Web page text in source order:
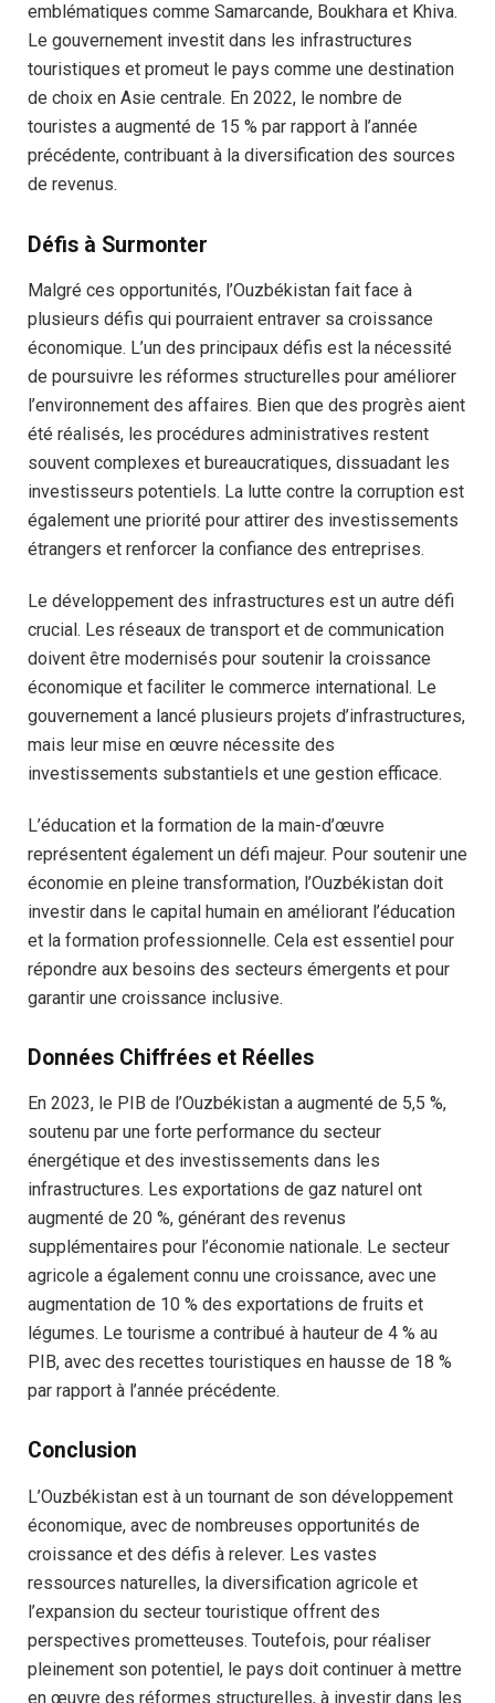
emblématiques comme Samarcande, Boukhara et Khiva.
Le gouvernement investit dans les infrastructures
touristiques et promeut le pays comme une destination
de choix en Asie centrale. En 2022, le nombre de
touristes a augmenté de 15 % par rapport à l’année
précédente, contribuant à la diversification des sources
de revenus.
Défis à Surmonter
Malgré ces opportunités, l’Ouzbékistan fait face à
plusieurs défis qui pourraient entraver sa croissance
économique. L’un des principaux défis est la nécessité
de poursuivre les réformes structurelles pour améliorer
l’environnement des affaires. Bien que des progrès aient
été réalisés, les procédures administratives restent
souvent complexes et bureaucratiques, dissuadant les
investisseurs potentiels. La lutte contre la corruption est
également une priorité pour attirer des investissements
étrangers et renforcer la confiance des entreprises.
Le développement des infrastructures est un autre défi
crucial. Les réseaux de transport et de communication
doivent être modernisés pour soutenir la croissance
économique et faciliter le commerce international. Le
gouvernement a lancé plusieurs projets d’infrastructures,
mais leur mise en œuvre nécessite des
investissements substantiels et une gestion efficace.
L’éducation et la formation de la main-d’œuvre
représentent également un défi majeur. Pour soutenir une
économie en pleine transformation, l’Ouzbékistan doit
investir dans le capital humain en améliorant l’éducation
et la formation professionnelle. Cela est essentiel pour
répondre aux besoins des secteurs émergents et pour
garantir une croissance inclusive.
Données Chiffrées et Réelles
En 2023, le PIB de l’Ouzbékistan a augmenté de 5,5 %,
soutenu par une forte performance du secteur
énergétique et des investissements dans les
infrastructures. Les exportations de gaz naturel ont
augmenté de 20 %, générant des revenus
supplémentaires pour l’économie nationale. Le secteur
agricole a également connu une croissance, avec une
augmentation de 10 % des exportations de fruits et
légumes. Le tourisme a contribué à hauteur de 4 % au
PIB, avec des recettes touristiques en hausse de 18 %
par rapport à l’année précédente.
Conclusion
L’Ouzbékistan est à un tournant de son développement
économique, avec de nombreuses opportunités de
croissance et des défis à relever. Les vastes
ressources naturelles, la diversification agricole et
l’expansion du secteur touristique offrent des
perspectives prometteuses. Toutefois, pour réaliser
pleinement son potentiel, le pays doit continuer à mettre
en œuvre des réformes structurelles, à investir dans les